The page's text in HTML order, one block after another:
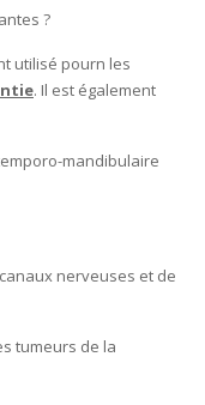
?
utilisé pourn les
. Il est également
mandibulaire
nerveuses et de
tumeurs de la